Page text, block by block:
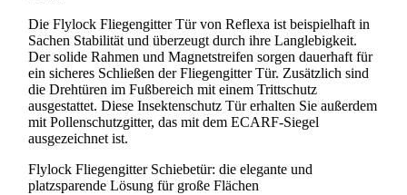
Die Flylock Fliegengitter Tür von Reflexa ist beispielhaft in
Sachen Stabilität und überzeugt durch ihre Langlebigkeit.
Der solide Rahmen und Magnetstreifen sorgen dauerhaft für
ein sicheres Schließen der Fliegengitter Tür. Zusätzlich sind
die Drehtüren im Fußbereich mit einem Trittschutz
ausgestattet. Diese Insektenschutz Tür erhalten Sie außerdem
mit Pollenschutzgitter, das mit dem ECARF-Siegel
ausgezeichnet ist.
Flylock Fliegengitter Schiebetür: die elegante und
platzsparende Lösung für große Flächen